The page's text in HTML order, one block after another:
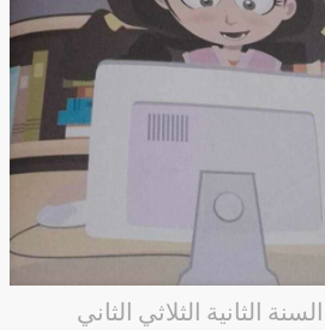
الثانية الثلاثي الثاني